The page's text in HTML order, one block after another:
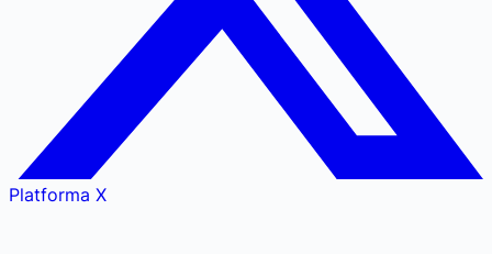
Platforma X